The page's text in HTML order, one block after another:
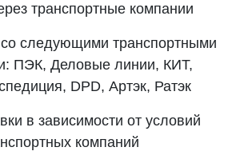
транспортные компании
следующими транспортными
ПЭК, Деловые линии, КИТ,
DPD, Артэк, Ратэк
в зависимости от условий
компаний